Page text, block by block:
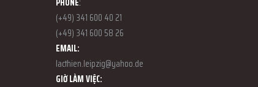
(+49) 341 600 40 21
(+49) 341 600 58 26
EMAIL:
lacthien.leipzig@yahoo.de
GIỜ LÀM VIỆC: